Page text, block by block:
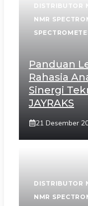
DISTRIBUTOR
NMR
Panduan
Rahasia
Sinergi
JAYRAKS
21 Desember
DISTRIBUTOR
NMR